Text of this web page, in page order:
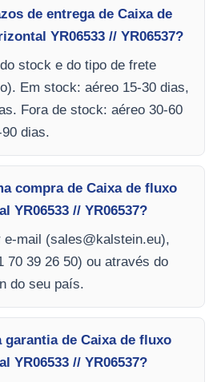
de entrega de Caixa de
YR06533 // YR06537?
stock e do tipo de frete
Em stock: aéreo 15-30 dias,
Fora de stock: aéreo 30-60
dias.
compra de Caixa de fluxo
YR06533 // YR06537?
e-mail (sales@kalstein.eu),
70 39 26 50) ou através do
do seu país.
garantia de Caixa de fluxo
YR06533 // YR06537?